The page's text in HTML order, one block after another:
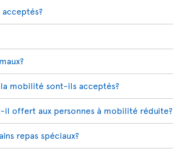
mobilité sont-ils acceptés?
il offert aux personnes à mobilité réduite?
repas spéciaux?